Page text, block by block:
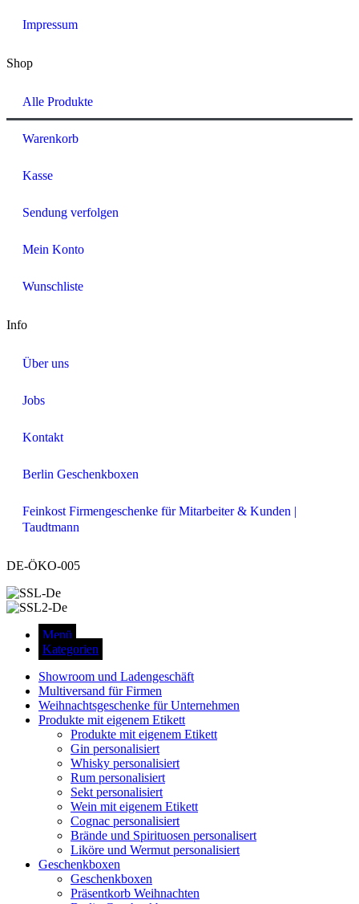
Impressum
Shop
Alle Produkte
Warenkorb
Kasse
Sendung verfolgen
Mein Konto
Wunschliste
Info
Über uns
Jobs
Kontakt
Berlin Geschenkboxen
Feinkost Firmengeschenke für Mitarbeiter & Kunden |
Taudtmann
DE-ÖKO-005
Menü
Kategorien
Showroom und Ladengeschäft
Multiversand für Firmen
Weihnachtsgeschenke für Unternehmen
Produkte mit eigenem Etikett
Produkte mit eigenem Etikett
Gin personalisiert
Whisky personalisiert
Rum personalisiert
Sekt personalisiert
Wein mit eigenem Etikett
Cognac personalisiert
Brände und Spirituosen personalisert
Liköre und Wermut personalisiert
Geschenkboxen
Geschenkboxen
Präsentkorb Weihnachten